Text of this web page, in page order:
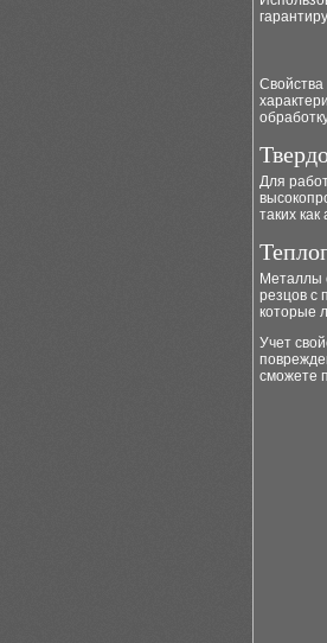
Для
таких
Металлы
резцов с
которые
Учет
сможете